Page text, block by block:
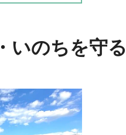
いのちを守る